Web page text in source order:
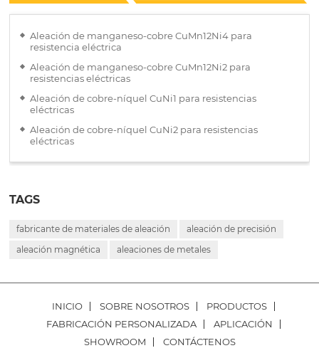
Aleación de manganeso-cobre CuMn12Ni4 para
resistencia eléctrica
Aleación de manganeso-cobre CuMn12Ni2 para
resistencias eléctricas
Aleación de cobre-níquel CuNi1 para resistencias
eléctricas
Aleación de cobre-níquel CuNi2 para resistencias
eléctricas
TAGS
fabricante de materiales de aleación
aleación de precisión
aleación magnética
aleaciones de metales
INICIO SOBRE NOSOTROS
PRODUCTOS
FABRICACIÓN PERSONALIZADA
APLICACIÓN
SHOWROOM
CONTÁCTENOS